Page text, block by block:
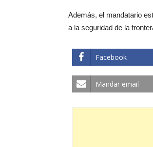
Además, el mandatario
a la seguridad de la
Facebook
Mandar email